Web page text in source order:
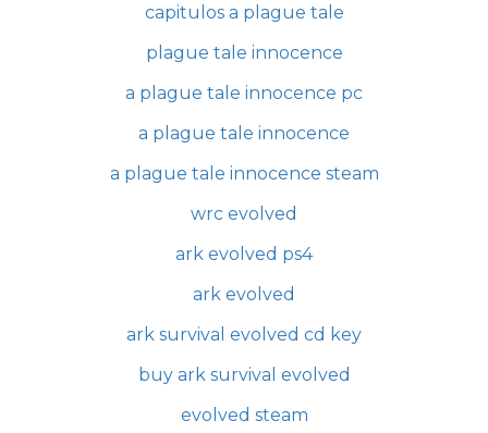
capitulos a plague tale
plague tale innocence
a plague tale innocence pc
a plague tale innocence
a plague tale innocence steam
wrc evolved
ark evolved ps4
ark evolved
ark survival evolved cd key
buy ark survival evolved
evolved steam